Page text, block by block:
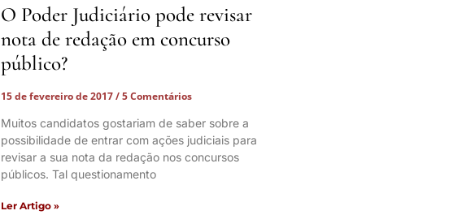
O Poder Judiciário pode revisar
nota de redação em concurso
público?
15 de fevereiro de 2017 5 Comentários
Muitos candidatos gostariam de saber sobre a
possibilidade de entrar com ações judiciais para
revisar a sua nota da redação nos concursos
públicos. Tal questionamento
Ler Artigo »